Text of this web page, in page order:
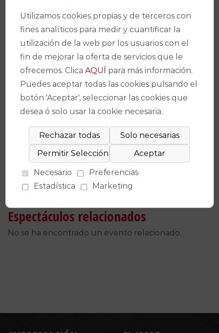
27/11/2025 - 20:00
28/11/2025 -20:00
Precio
De 10€ a 27€
Facebook
X WhatsApp
Email
Copy
Link
Espectáculos relacionados
No se ha encontrado un evento relacionado.
Utilizamos cookies propias y de terceros con
fines analíticos para medir y cuantificar la
utilización de la web por los usuarios con el
fin de mejorar la oferta de servicios que le
ofrecemos. ClicaAQUÍ
para más información.
Puedes aceptar todas las cookies pulsando el
botón 'Aceptar', seleccionar las cookies que
desea ó solo usar la cookie necesaria.
Necesario
Preferencias
Estadística
Marketing